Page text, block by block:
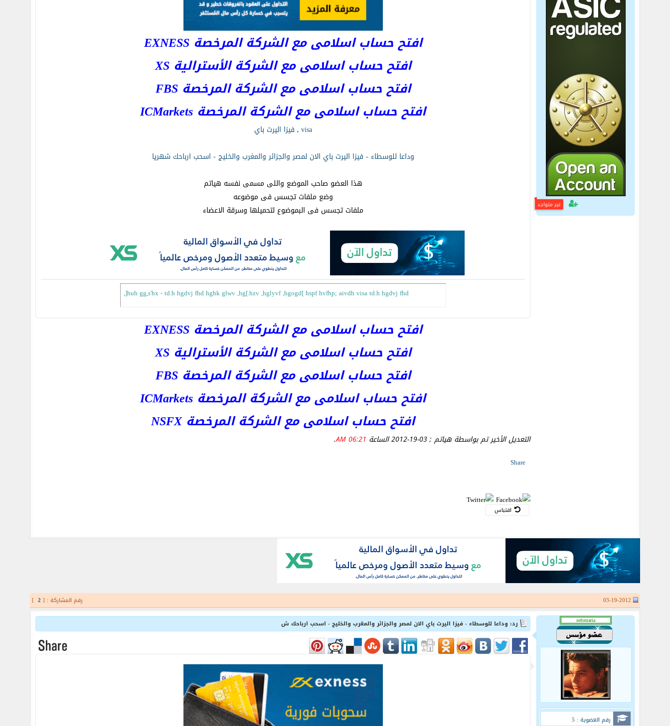
غير متواجد
افتح حساب اسلامى مع الشركة المرخصة EXNESS
افتح حساب اسلامى مع الشركة الأسترالية XS
افتح حساب اسلامى مع الشركة المرخصة FBS
افتح حساب اسلامى مع الشركة المرخصة ICMarkets
visa
, فيزا اليرت باي
وداعا للوسطاء - فيزا اليرت باي الان لمصر والجزائر والمغرب والخليج - اسحب ارباحك شهريا
هذا العضو صاحب الموضع واللى مسمى نفسه هياتم
وضع ملفات تجسس فى موضوعه
ملفات تجسس فى البموضوع لتحميلها وسرقة الاعضاء
,]huh gg,s'hx - td.h hgdvj fhd hghk glwv ,hg[.hzv ,hglyvf ,hgogd[ hspf hvfhp; aivdh visa td.h hgdvj fhd
افتح حساب اسلامى مع الشركة المرخصة EXNESS
افتح حساب اسلامى مع الشركة الأسترالية XS
افتح حساب اسلامى مع الشركة المرخصة FBS
افتح حساب اسلامى مع الشركة المرخصة ICMarkets
افتح حساب اسلامى مع الشركة المرخصة NSFX
التعديل الأخير تم بواسطة هياتم ; 03-19-2012 الساعة 06:21 AM
.
Share
اقتباس
رقم المشاركة : [ 2
]
رقم العضوية : 5
رد: وداعا للوسطاء - فيزا اليرت باي الان لمصر والجزائر والمغرب والخليج - اسحب ارباحك ش